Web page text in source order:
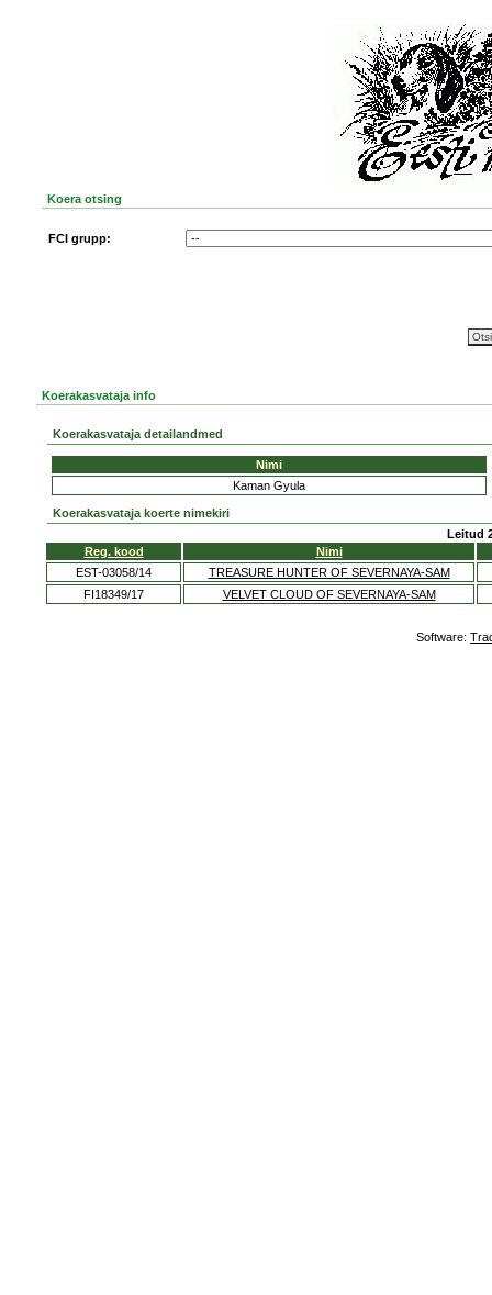
Koera otsing
FCI grupp:
Koerakasvataja info
Koerakasvataja detailandmed
Nimi
Kaman Gyula
Koerakasvataja koerte nimekiri
Leitud
Reg. kood
Nimi
EST-03058/14
TREASURE HUNTER OF SEVERNAYA-SAM
FI18349/17
VELVET CLOUD OF SEVERNAYA-SAM
Software: